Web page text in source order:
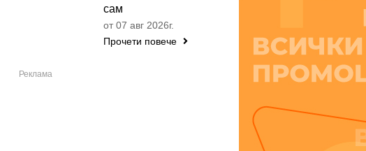
сам
от 07 авг 2026г.
Прочети повече